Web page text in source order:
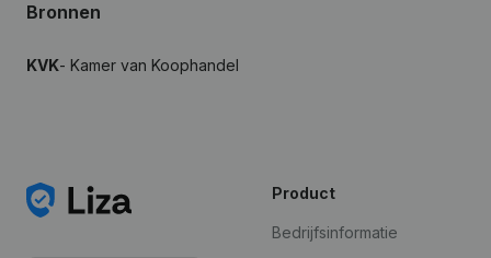
Bronnen
KVK- Kamer van Koophandel
Product
Bedrijfsinformatie